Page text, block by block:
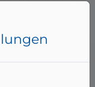
anderer
So bekommen
als auch den